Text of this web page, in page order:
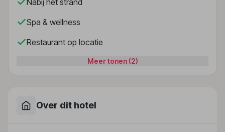
Spa & wellness
Restaurant op locatie
Meer tonen (2)
Over dit hotel